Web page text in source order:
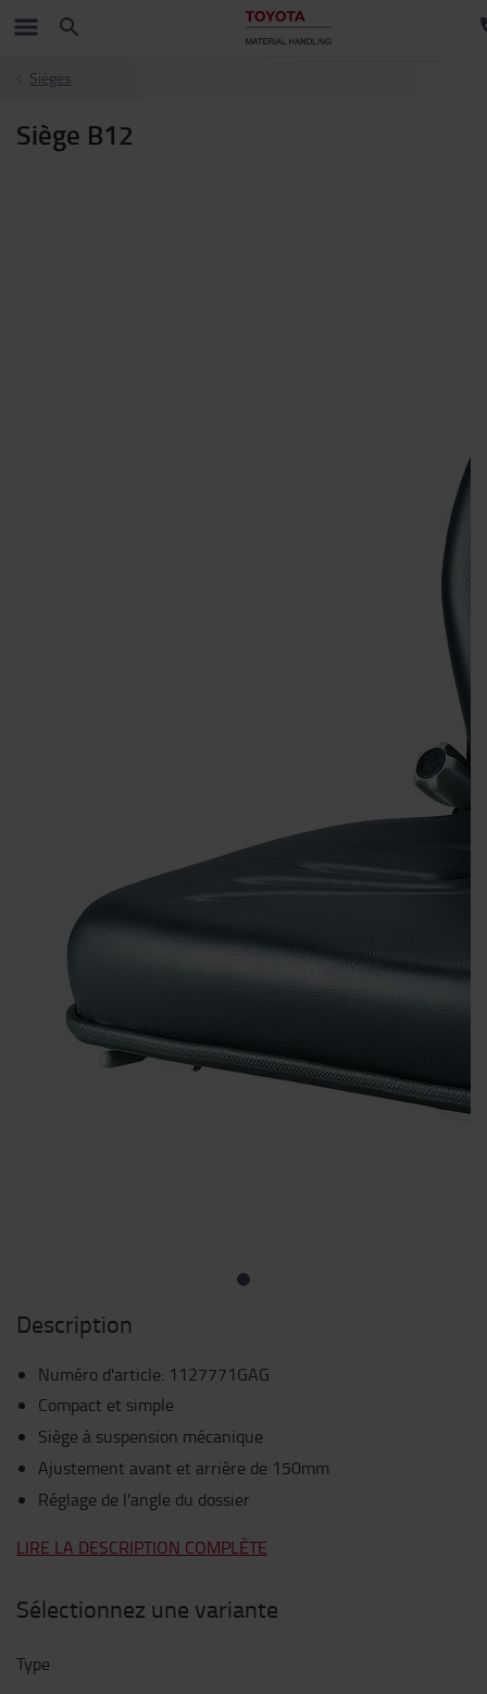
Sièges
Siège B12
Description
Numéro d'article: 1127771GAG
Compact et simple
Siège à suspension mécanique
Ajustement avant et arrière de 150mm
Réglage de l'angle du dossier
LIRE LA DESCRIPTION COMPLÈTE
Sélectionnez une variante
Type